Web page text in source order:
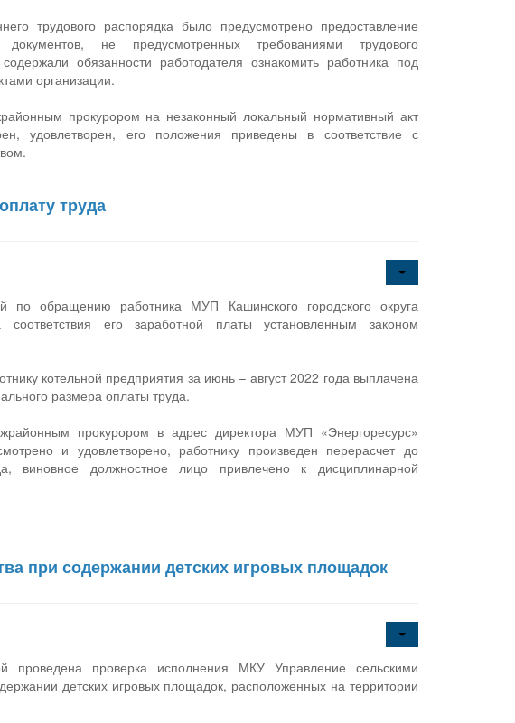
трудового распорядка было предусмотрено предоставление
не предусмотренных требованиями трудового
обязанности работодателя ознакомить работника под
организации.
прокурором на незаконный локальный нормативный акт
удовлетворен, его положения приведены в соответствие с
труда
по обращению работника МУП Кашинского городского округа
соответствия его заработной платы установленным законом
котельной предприятия за июнь – август 2022 года выплачена
размера оплаты труда.
прокурором в адрес директора МУП «Энергоресурс»
и удовлетворено, работнику произведен перерасчет до
виновное должностное лицо привлечено к дисциплинарной
при содержании детских игровых площадок
проведена проверка исполнения МКУ Управление сельскими
детских игровых площадок, расположенных на территории